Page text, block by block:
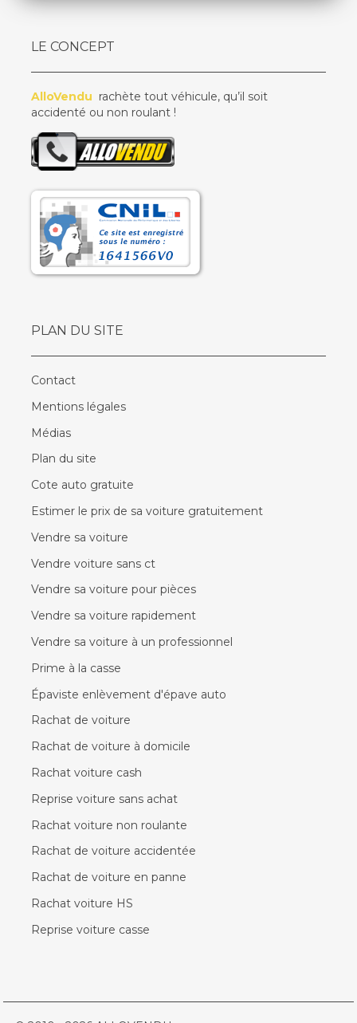
LE CONCEPT
AlloVendu rachète tout véhicule, qu’il soit
accidenté ou non roulant !
PLAN DU SITE
Contact
Mentions légales
Médias
Plan du site
Cote auto gratuite
Estimer le prix de sa voiture gratuitement
Vendre sa voiture
Vendre voiture sans ct
Vendre sa voiture pour pièces
Vendre sa voiture rapidement
Vendre sa voiture à un professionnel
Prime à la casse
Épaviste enlèvement d'épave auto
Rachat de voiture
Rachat de voiture à domicile
Rachat voiture cash
Reprise voiture sans achat
Rachat voiture non roulante
Rachat de voiture accidentée
Rachat de voiture en panne
Rachat voiture HS
Reprise voiture casse